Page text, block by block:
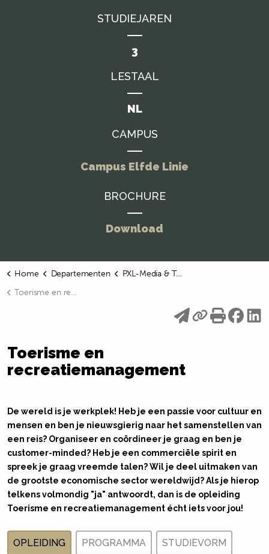
STUDIEJAREN
3
LESTAAL
NL
CAMPUS
Campus Elfde Linie
BROCHURE
Download
Home Departementen
PXL-Media & Tourism
Toerisme en recreatiemanagement
Toerisme en
recreatiemanagement
De wereld is je werkplek! Heb je een passie voor cultuur en
mensen en ben je nieuwsgierig naar het samenstellen van
een reis? Organiseer en coördineer je graag en ben je
customer-minded? Heb je een commerciële spirit en
spreek je graag vreemde talen? Wil je deel uitmaken van
de grootste economische sector wereldwijd? Als je hierop
telkens volmondig "ja" antwoordt, dan is de opleiding
Toerisme en recreatiemanagement écht iets voor jou!
OPLEIDING PROGRAMMA STUDIEVORM